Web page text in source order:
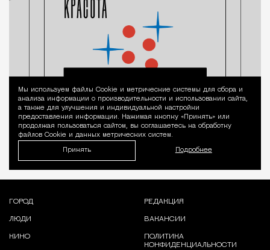
Уведомление
Мы используем файлы Сookie и метрические системы для сбора и
анализа информации о производительности и использовании сайта,
а также для улучшения и индивидуальной настройки
предоставления информации. Нажимая кнопку «Принять» или
продолжая пользоваться сайтом, вы соглашаетесь на обработку
файлов Cookie и данных метрических систем.
Принять Подробнее
ГОРОД
ЛЮДИ
КИНО
РЕДАКЦИЯ
ВАКАНСИИ
ПОЛИТИКА
КОНФИДЕНЦИАЛЬНОСТИ